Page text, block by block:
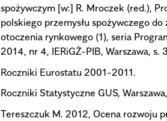
spożywczym [w:] R. Mroczek (red.),
polskiego przemysłu spożywczego do
otoczenia rynkowego (1), seria
2014, nr 4, IERiGŻ-PIB, Warszawa, s.
Roczniki Eurostatu 2001-2011.
Roczniki Statystyczne GUS,
Tereszczuk M. 2012, Ocena rozwoju